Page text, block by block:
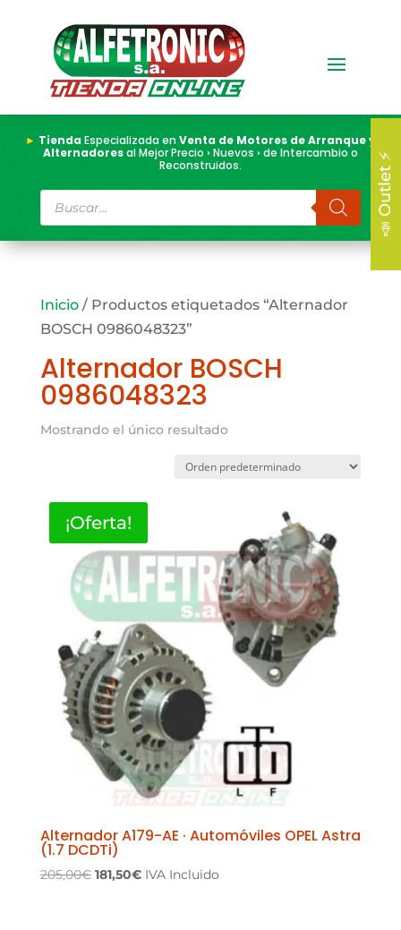
► TiendaEspecializada enVenta de Motores de Arranque y
Alternadoresal Mejor Precio › Nuevos › de Intercambio o
Reconstruidos.
Búsqueda
de
productos
Inicio/ Productos etiquetados “Alternador
BOSCH 0986048323”
Alternador BOSCH
0986048323
Mostrando el único resultado
¡Oferta!
Alternador A179-AE · Automóviles OPEL Astra
(1.7 DCDTi)
205,00€ El
181,50€ElIVA Incluido
📣 Outlet ⚡